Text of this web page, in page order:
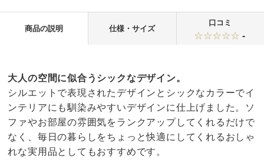
商品の説明 仕様・サイズ
口コミ
-
大人の空間に似合うシックなデザイン。
シルエットで表現されたデザインとシックなカラーでイ
ンテリアにも馴染みやすいデザインに仕上げました。ソ
ファやお部屋の雰囲気をランクアップしてくれるだけで
なく、毎日の暮らしをちょっと快適にしてくれるおしゃ
れな実用品としてもおすすめです。